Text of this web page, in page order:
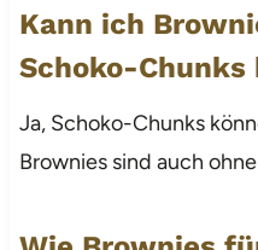
Kann ich
Schoko-Chunks
Ja, Schoko-Chunks
Brownies sind auch